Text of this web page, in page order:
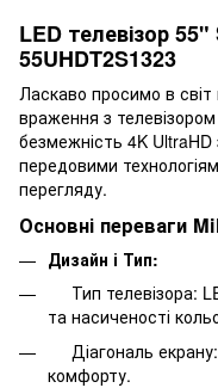
LED телевізор
55UHDT2S1323
Ласкаво просимо в світ
враження з
безмежність 4K
передовими
перегляду.
Основні переваги
Дизайн і Тип:
Тип телевізора:
та насиченості
Діагональ екрану:
комфорту.